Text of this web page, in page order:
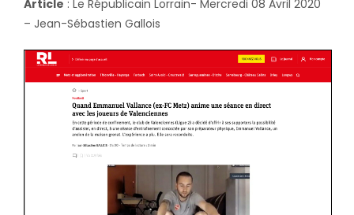
Article : Le Républicain Lorrain- Mercredi 08 Avril 2020
– Jean-Sébastien Gallois